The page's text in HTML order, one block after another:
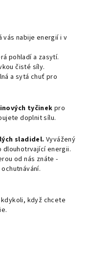
vás nabije energií i v
pohladí a zasytí.
čisté síly.
a sytá chuť pro
tyčinekpro
doplnit sílu.
sladidel. Vyvážený
dlouhotrvající energii.
od nás znáte -
když chcete